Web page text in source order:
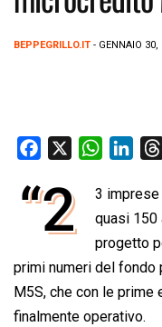
BEPPEGRILLO.IT - GENNAIO 30,
c
e
o
o
k
W
a
t
s
A
p
p
n
k
e
d
I
n
“2
3 imprese
quasi 150
progetto
primi numeri del
M5S, che con le
finalmente operativo.